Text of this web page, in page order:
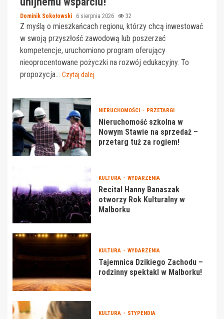
Dominik Sokołowski 6 sierpnia 2026 32
Z myślą o mieszkańcach regionu, którzy chcą inwestować
w swoją przyszłość zawodową lub poszerzać
kompetencje, uruchomiono program oferujący
nieoprocentowane pożyczki na rozwój edukacyjny. To
propozycja... Czytaj dalej
NIERUCHOMOŚCI PRZETARGI
Nieruchomość szkolna w
Nowym Stawie na sprzedaż –
przetarg tuż za rogiem!
KULTURA WYDARZENIA
Recital Hanny Banaszak
otworzy Rok Kulturalny w
Malborku
KULTURA WYDARZENIA
Tajemnica Dzikiego Zachodu –
rodzinny spektakl w Malborku!
KULTURA STYPENDIA